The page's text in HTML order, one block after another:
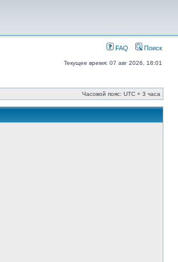
FAQ Поиск
Текущее время: 07 авг 2026, 18:01
Часовой пояс: UTC + 3 часа